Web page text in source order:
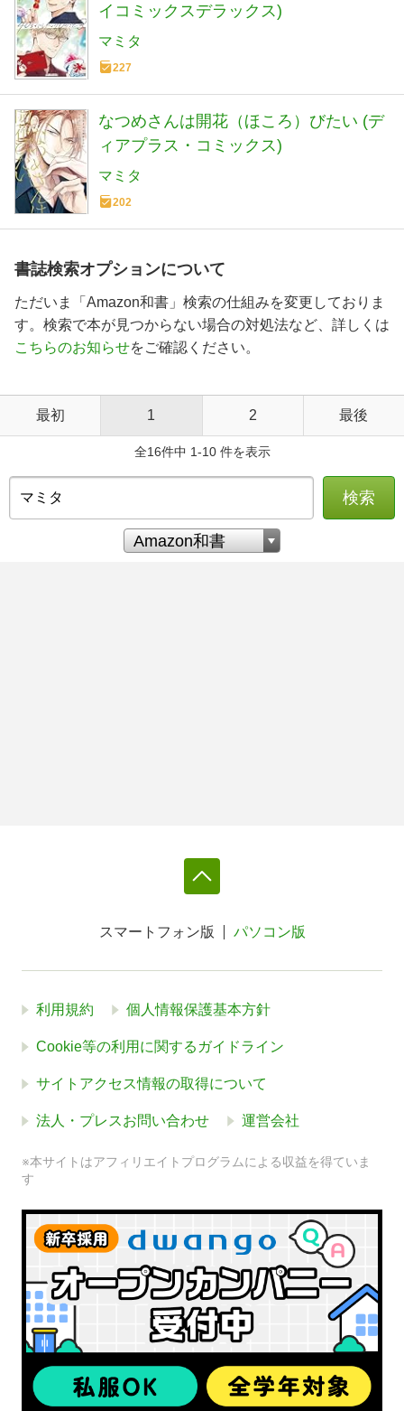
イコミックスデラックス)
マミタ
227
なつめさんは開花（ほころ）びたい (デ
ィアプラス・コミックス)
マミタ
202
書誌検索オプションについて
ただいま「Amazon和書」検索の仕組みを変更しておりま
す。検索で本が見つからない場合の対処法など、詳しくは
こちらのお知らせをご確認ください。
最初 1 2 最後
全16件中 1-10 件を表示
検索
スマートフォン版 パソコン版
利用規約 個人情報保護基本方針
Cookie等の利用に関するガイドライン
サイトアクセス情報の取得について
法人・プレスお問い合わせ 運営会社
※本サイトはアフィリエイトプログラムによる収益を得ていま
す